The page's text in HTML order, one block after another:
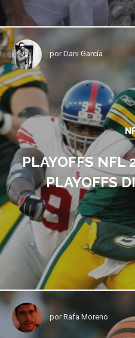
porDani García
PLAYOFFS NFL
PLAYOFFS
porRafa Moreno